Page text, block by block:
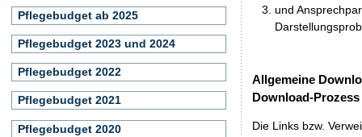
und
Allgemeine
Download-Prozess
Die Links bzw.
Pflegebudget ab 2025
Pflegebudget 2023 und 2024
Pflegebudget 2022
Pflegebudget 2021
Pflegebudget 2020